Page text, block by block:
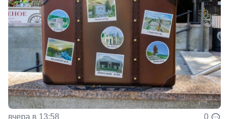
вчера в 13:58 0